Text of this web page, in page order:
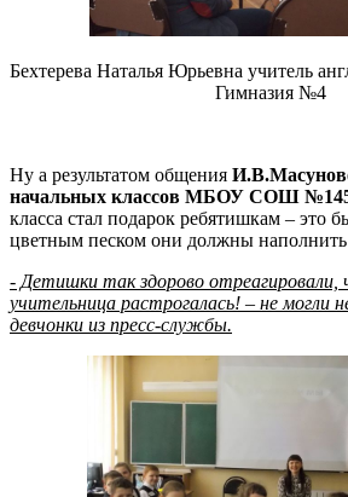
Бехтерева Наталья Юрьевна учитель
Гимназия №4
Ну а результатом общения
начальных классов МБОУ СОШ
класса стал подарок ребятишкам – это
цветным песком они должны
- Детишки так здорово отреагировали,
учительница растрогалась! – не могли
девчонки из пресс-службы.